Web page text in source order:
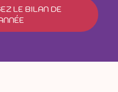
LE BILAN DE